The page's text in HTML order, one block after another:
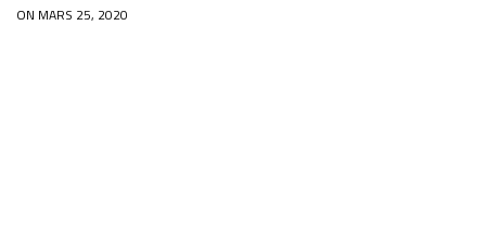
ON MARS 25, 2020